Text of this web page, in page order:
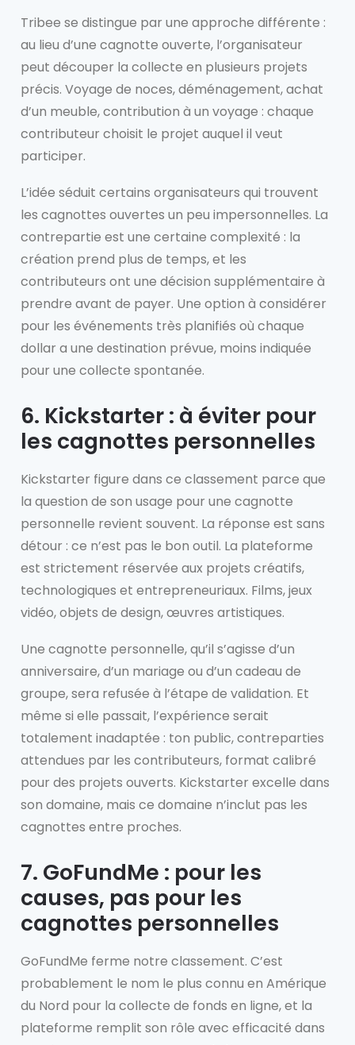
Tribee se distingue par une approche différente :
au lieu d’une cagnotte ouverte, l’organisateur
peut découper la collecte en plusieurs projets
précis. Voyage de noces, déménagement, achat
d’un meuble, contribution à un voyage : chaque
contributeur choisit le projet auquel il veut
participer.
L’idée séduit certains organisateurs qui trouvent
les cagnottes ouvertes un peu impersonnelles. La
contrepartie est une certaine complexité : la
création prend plus de temps, et les
contributeurs ont une décision supplémentaire à
prendre avant de payer. Une option à considérer
pour les événements très planifiés où chaque
dollar a une destination prévue, moins indiquée
pour une collecte spontanée.
6. Kickstarter : à éviter pour
les cagnottes personnelles
Kickstarter figure dans ce classement parce que
la question de son usage pour une cagnotte
personnelle revient souvent. La réponse est sans
détour : ce n’est pas le bon outil. La plateforme
est strictement réservée aux projets créatifs,
technologiques et entrepreneuriaux. Films, jeux
vidéo, objets de design, œuvres artistiques.
Une cagnotte personnelle, qu’il s’agisse d’un
anniversaire, d’un mariage ou d’un cadeau de
groupe, sera refusée à l’étape de validation. Et
même si elle passait, l’expérience serait
totalement inadaptée : ton public, contreparties
attendues par les contributeurs, format calibré
pour des projets ouverts. Kickstarter excelle dans
son domaine, mais ce domaine n’inclut pas les
cagnottes entre proches.
7. GoFundMe : pour les
causes, pas pour les
cagnottes personnelles
GoFundMe ferme notre classement. C’est
probablement le nom le plus connu en Amérique
du Nord pour la collecte de fonds en ligne, et la
plateforme remplit son rôle avec efficacité dans